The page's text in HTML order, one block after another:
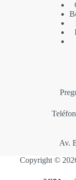
Av.
Copyright ©